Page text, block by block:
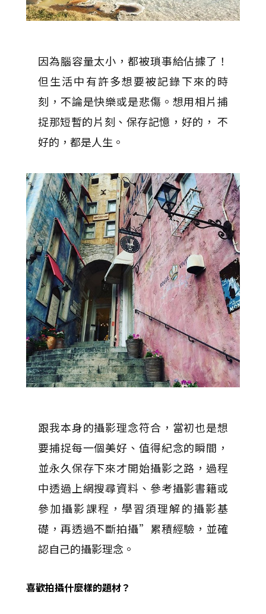
因為腦容量太小，都被瑣事給佔據了！
但生活中有許多想要被記錄下來的時
刻，不論是快樂或是悲傷。想用相片捕
捉那短暫的片刻、保存記憶，好的， 不
好的，都是人生。
跟我本身的攝影理念符合，當初也是想
要捕捉每一個美好、值得紀念的瞬間，
並永久保存下來才開始攝影之路，過程
中透過上網搜尋資料、參考攝影書籍或
參加攝影課程，學習須理解的攝影基
礎，再透過不斷拍攝”累積經驗，並確
認自己的攝影理念。
喜歡拍攝什麼樣的題材？